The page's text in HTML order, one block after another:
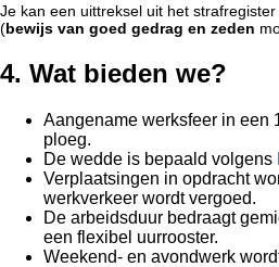
Je kan een uittreksel uit het
(bewijs van goed gedrag en zeden
4. Wat bieden we?
Aangename werksfeer in een
ploeg.
De wedde is bepaald volgens
Verplaatsingen in opdracht
werkverkeer wordt vergoed.
De arbeidsduur bedraagt
een flexibel uurrooster.
Weekend- en avondwerk